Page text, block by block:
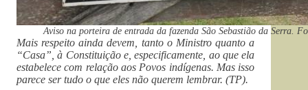
Aviso na porteira de entrada da fazenda São Sebastião da Serra.
Mais respeito ainda devem, tanto o Ministro quanto a
“Casa”, à Constituição e, especificamente, ao que ela
estabelece com relação aos Povos indígenas. Mas isso
parece ser tudo o que eles não querem lembrar. (TP).